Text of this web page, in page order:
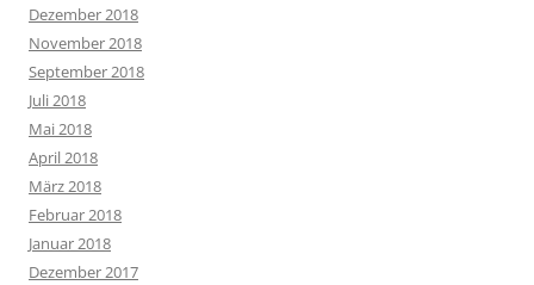
Dezember 2018
November 2018
September 2018
Juli 2018
Mai 2018
April 2018
März 2018
Februar 2018
Januar 2018
Dezember 2017